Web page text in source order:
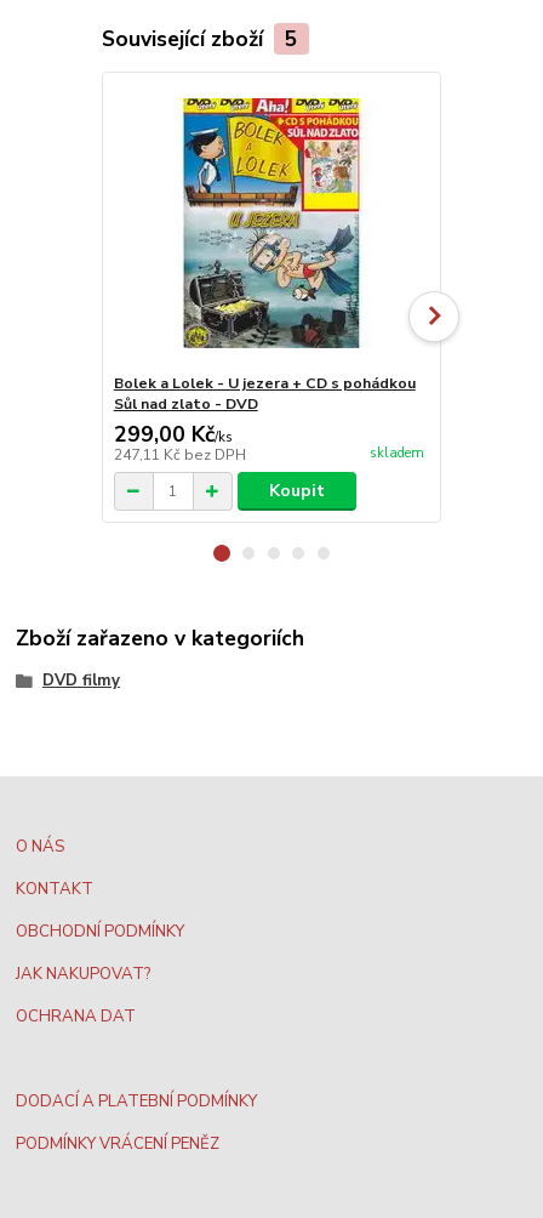
Související zboží 5
Bolek a Lolek - U jezera + CD s pohádkou
Sůl nad zlato - DVD
299,00 Kč/ks
247,11 Kč bez DPH skladem
Koupit
Zboží zařazeno v kategoriích
DVD filmy
O NÁS
KONTAKT
OBCHODNÍ PODMÍNKY
JAK NAKUPOVAT?
OCHRANA DAT
DODACÍ A PLATEBNÍ PODMÍNKY
PODMÍNKY VRÁCENÍ PENĚZ